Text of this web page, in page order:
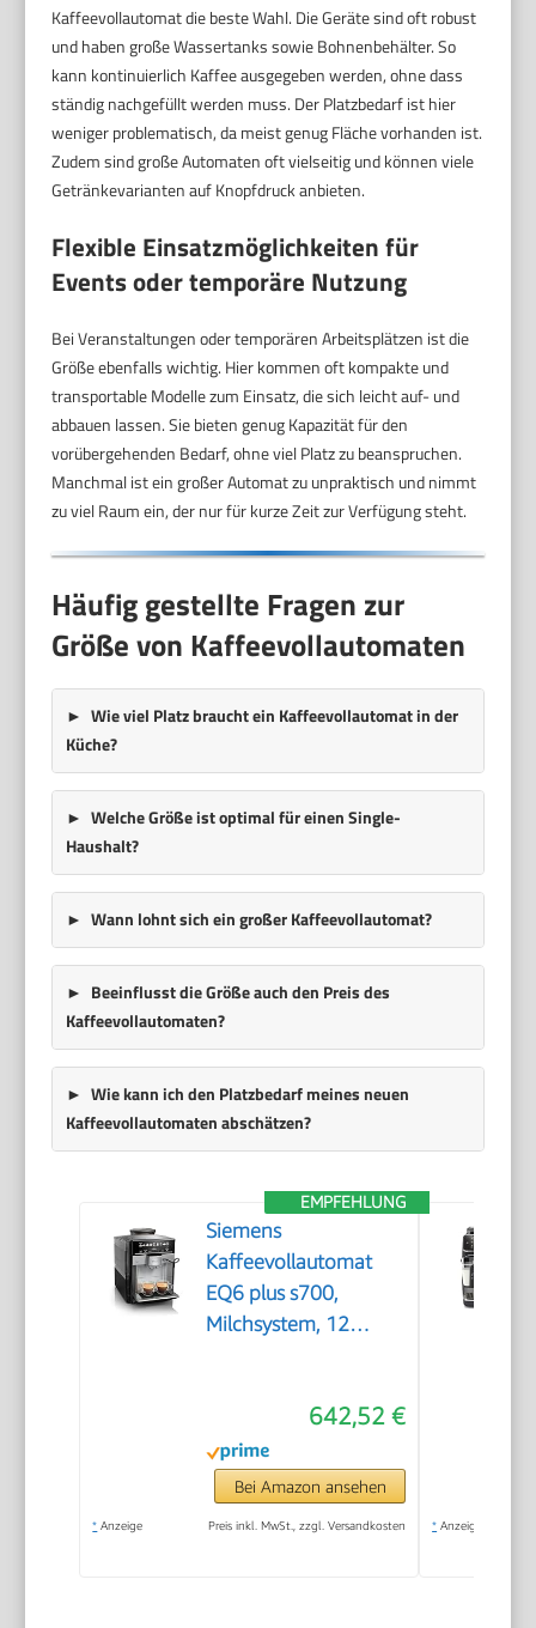
Kaffeevollautomat die beste Wahl. Die Geräte sind oft robust
und haben große Wassertanks sowie Bohnenbehälter. So
kann kontinuierlich Kaffee ausgegeben werden, ohne dass
ständig nachgefüllt werden muss. Der Platzbedarf ist hier
weniger problematisch, da meist genug Fläche vorhanden ist.
Zudem sind große Automaten oft vielseitig und können viele
Getränkevarianten auf Knopfdruck anbieten.
Flexible Einsatzmöglichkeiten für
Events oder temporäre Nutzung
Bei Veranstaltungen oder temporären Arbeitsplätzen ist die
Größe ebenfalls wichtig. Hier kommen oft kompakte und
transportable Modelle zum Einsatz, die sich leicht auf- und
abbauen lassen. Sie bieten genug Kapazität für den
vorübergehenden Bedarf, ohne viel Platz zu beanspruchen.
Manchmal ist ein großer Automat zu unpraktisch und nimmt
zu viel Raum ein, der nur für kurze Zeit zur Verfügung steht.
Häufig gestellte Fragen zur
Größe von Kaffeevollautomaten
Wie viel Platz braucht ein Kaffeevollautomat in der
Küche?
Welche Größe ist optimal für einen Single-
Haushalt?
Wann lohnt sich ein großer Kaffeevollautomat?
Beeinflusst die Größe auch den Preis des
Kaffeevollautomaten?
Wie kann ich den Platzbedarf meines neuen
Kaffeevollautomaten abschätzen?
EMPFEHLUNG
Siemens
Kaffeevollautomat
EQ6 plus s700,
Milchsystem, 12
Reinigung des
Milchsystems,
Keramikmahlwerk,
großes Touchdisplay,
642,52 €
Bei Amazon ansehen
* Anzeige Preis inkl. MwSt., zzgl. Versandkosten * Anzeige